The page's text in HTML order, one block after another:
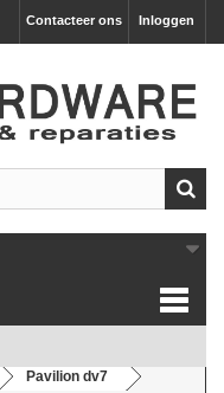
Inloggen
Contacteer ons
Pavilion dv7